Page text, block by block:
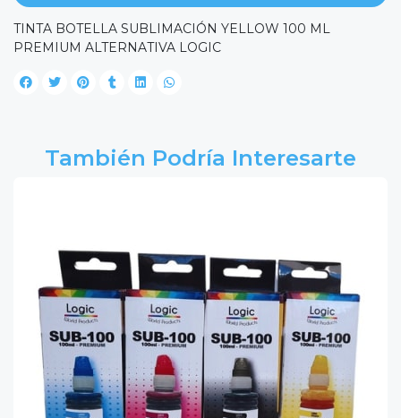
TINTA BOTELLA SUBLIMACIÓN YELLOW 100 ML
PREMIUM ALTERNATIVA LOGIC
También Podría Interesarte